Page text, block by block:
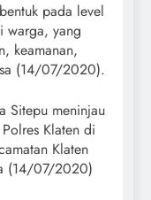
pada level
warga, yang
keamanan,
(14/07/2020).
Sitepu meninjau
Klaten di
Klaten
(14/07/2020)